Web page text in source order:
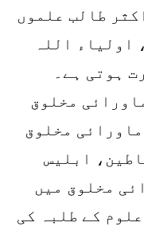
طالب علموں
اولیاء اللہ
ہوتی ہے۔
مخلوق
مخلوق
ابلیس
مخلوق میں
کے طلبہ کی